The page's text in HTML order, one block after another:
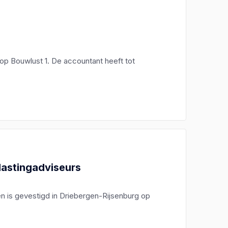
Bouwlust 1. De accountant heeft tot
is gevestigd in Driebergen-Rijsenburg op